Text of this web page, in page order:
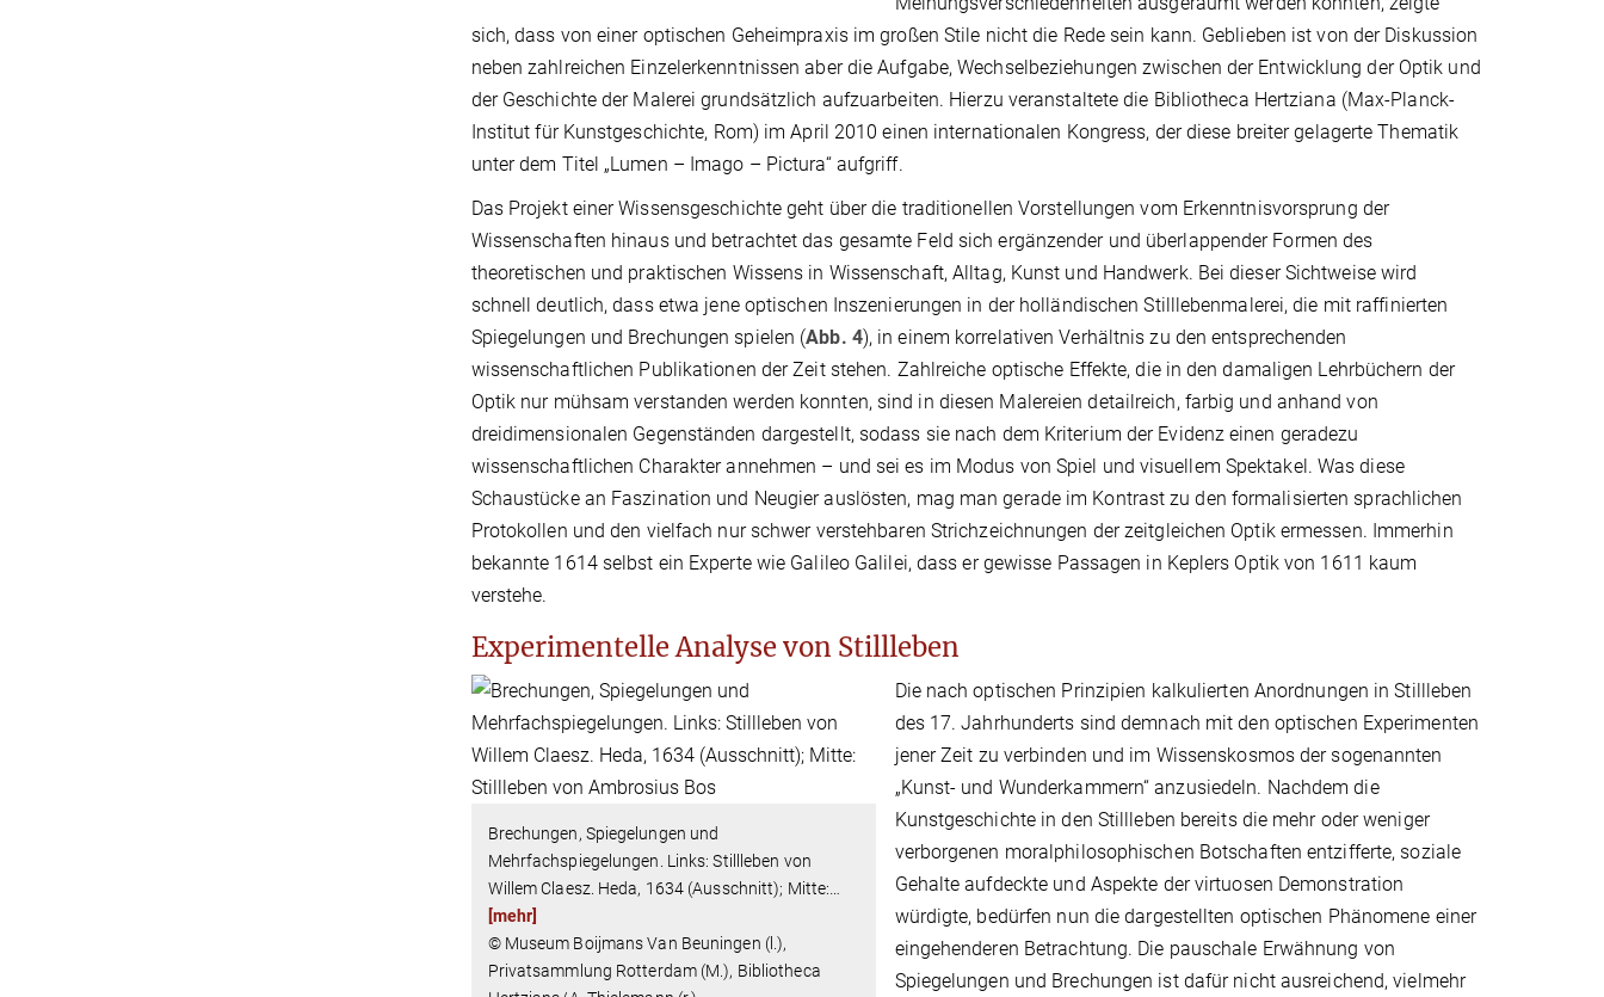
sich, dass von einer optischen Geheimpraxis im großen Stile nicht die Rede sein kann. Geblieben ist von der Diskussion
neben zahlreichen Einzelerkenntnissen aber die Aufgabe, Wechselbeziehungen zwischen der Entwicklung der Optik und
der Geschichte der Malerei grundsätzlich aufzuarbeiten. Hierzu veranstaltete die Bibliotheca Hertziana (Max-Planck-
Institut für Kunstgeschichte, Rom) im April 2010 einen internationalen Kongress, der diese breiter gelagerte Thematik
unter dem Titel „Lumen – Imago – Pictura“ aufgriff.
Das Projekt einer Wissensgeschichte geht über die traditionellen Vorstellungen vom Erkenntnisvorsprung der
Wissenschaften hinaus und betrachtet das gesamte Feld sich ergänzender und überlappender Formen des
theoretischen und praktischen Wissens in Wissenschaft, Alltag, Kunst und Handwerk. Bei dieser Sichtweise wird
schnell deutlich, dass etwa jene optischen Inszenierungen in der holländischen Stilllebenmalerei, die mit raffinierten
Spiegelungen und Brechungen spielen (Abb. 4), in einem korrelativen Verhältnis zu den entsprechenden
wissenschaftlichen Publikationen der Zeit stehen. Zahlreiche optische Effekte, die in den damaligen Lehrbüchern der
Optik nur mühsam verstanden werden konnten, sind in diesen Malereien detailreich, farbig und anhand von
dreidimensionalen Gegenständen dargestellt, sodass sie nach dem Kriterium der Evidenz einen geradezu
wissenschaftlichen Charakter annehmen – und sei es im Modus von Spiel und visuellem Spektakel. Was diese
Schaustücke an Faszination und Neugier auslösten, mag man gerade im Kontrast zu den formalisierten sprachlichen
Protokollen und den vielfach nur schwer verstehbaren Strichzeichnungen der zeitgleichen Optik ermessen. Immerhin
bekannte 1614 selbst ein Experte wie Galileo Galilei, dass er gewisse Passagen in Keplers Optik von 1611 kaum
verstehe.
Experimentelle Analyse von Stillleben
Brechungen, Spiegelungen und
Mehrfachspiegelungen. Links: Stillleben von
Willem Claesz. Heda, 1634 (Ausschnitt); Mitte:
[mehr]
© Museum Boijmans Van Beuningen (l.),
Privatsammlung Rotterdam (M.), Bibliotheca
Die nach optischen Prinzipien kalkulierten Anordnungen in Stillleben
des 17. Jahrhunderts sind demnach mit den optischen Experimenten
jener Zeit zu verbinden und im Wissenskosmos der sogenannten
„Kunst- und Wunderkammern“ anzusiedeln. Nachdem die
Kunstgeschichte in den Stillleben bereits die mehr oder weniger
verborgenen moralphilosophischen Botschaften entzifferte, soziale
Gehalte aufdeckte und Aspekte der virtuosen Demonstration
würdigte, bedürfen nun die dargestellten optischen Phänomene einer
eingehenderen Betrachtung. Die pauschale Erwähnung von
Spiegelungen und Brechungen ist dafür nicht ausreichend, vielmehr